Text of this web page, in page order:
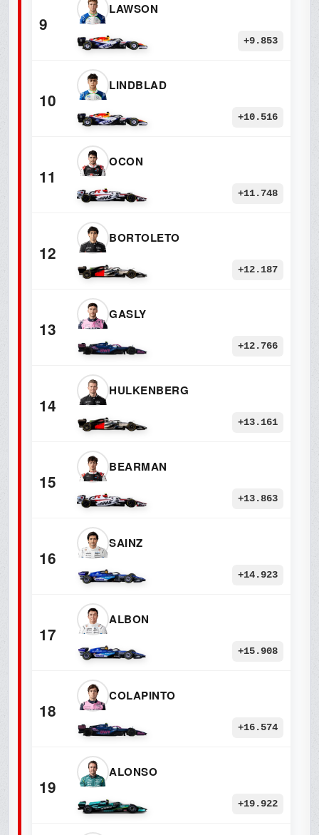
9
LAWSON
+9.853
10
LINDBLAD
+10.516
11
OCON
+11.748
12
BORTOLETO
+12.187
13
GASLY
+12.766
14
HULKENBERG
+13.161
15
BEARMAN
+13.863
16
SAINZ
+14.923
17
ALBON
+15.908
18
COLAPINTO
+16.574
19
ALONSO
+19.922